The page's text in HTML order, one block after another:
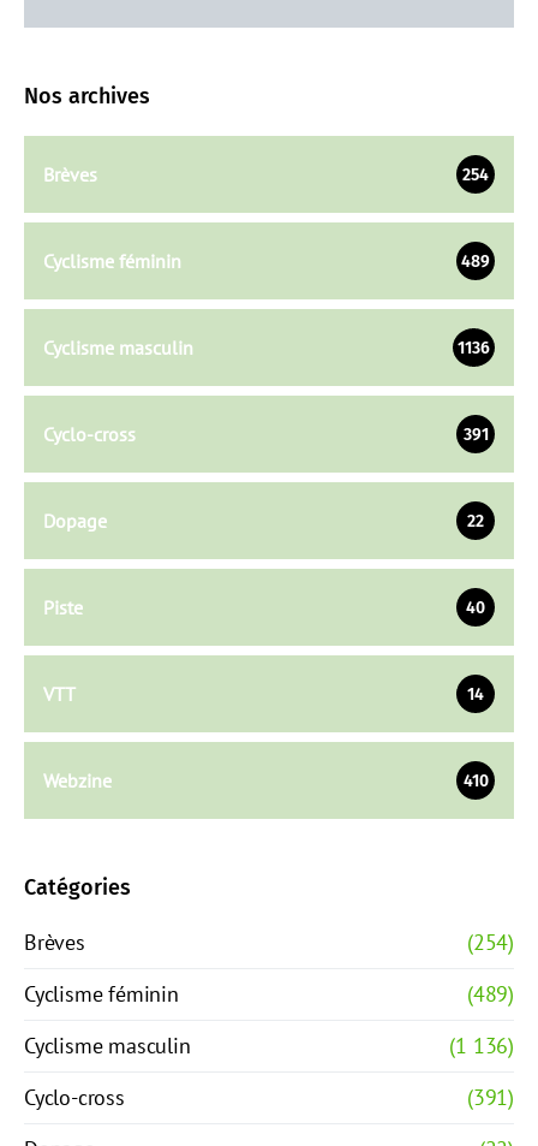
Nos archives
Brèves 254
Cyclisme féminin 489
Cyclisme masculin 1136
Cyclo-cross 391
Dopage 22
Piste 40
VTT 14
Webzine 410
Catégories
Brèves
(254)
Cyclisme féminin
(489)
Cyclisme masculin
(1 136)
Cyclo-cross
(391)